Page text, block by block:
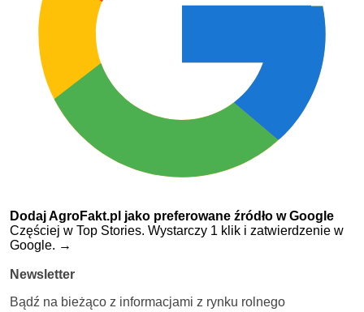
Dodaj AgroFakt.pl jako preferowane źródło w Google
Częściej w Top Stories. Wystarczy 1 klik i zatwierdzenie w
Google. →
Newsletter
Bądź na bieżąco z informacjami z rynku rolnego